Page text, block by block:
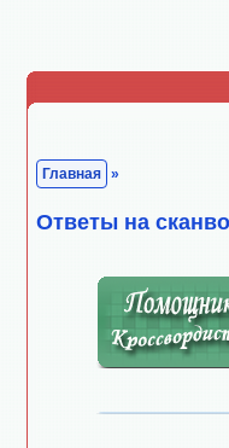
Главная »
Ответы на